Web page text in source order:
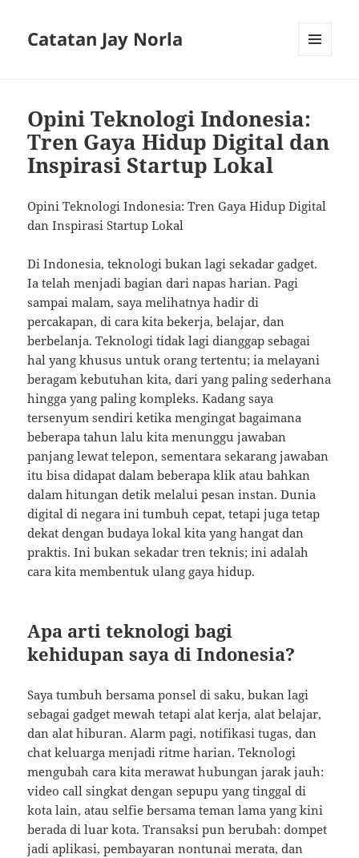
Catatan Jay Norla
Opini Teknologi Indonesia:
Tren Gaya Hidup Digital dan
Inspirasi Startup Lokal
Opini Teknologi Indonesia: Tren Gaya Hidup Digital
dan Inspirasi Startup Lokal
Di Indonesia, teknologi bukan lagi sekadar gadget.
Ia telah menjadi bagian dari napas harian. Pagi
sampai malam, saya melihatnya hadir di
percakapan, di cara kita bekerja, belajar, dan
berbelanja. Teknologi tidak lagi dianggap sebagai
hal yang khusus untuk orang tertentu; ia melayani
beragam kebutuhan kita, dari yang paling sederhana
hingga yang paling kompleks. Kadang saya
tersenyum sendiri ketika mengingat bagaimana
beberapa tahun lalu kita menunggu jawaban
panjang lewat telepon, sementara sekarang jawaban
itu bisa didapat dalam beberapa klik atau bahkan
dalam hitungan detik melalui pesan instan. Dunia
digital di negara ini tumbuh cepat, tetapi juga tetap
dekat dengan budaya lokal kita yang hangat dan
praktis. Ini bukan sekadar tren teknis; ini adalah
cara kita membentuk ulang gaya hidup.
Apa arti teknologi bagi
kehidupan saya di Indonesia?
Saya tumbuh bersama ponsel di saku, bukan lagi
sebagai gadget mewah tetapi alat kerja, alat belajar,
dan alat hiburan. Alarm pagi, notifikasi tugas, dan
chat keluarga menjadi ritme harian. Teknologi
mengubah cara kita merawat hubungan jarak jauh:
video call singkat dengan sepupu yang tinggal di
kota lain, atau selfie bersama teman lama yang kini
berada di luar kota. Transaksi pun berubah: dompet
jadi aplikasi, pembayaran nontunai merata, dan